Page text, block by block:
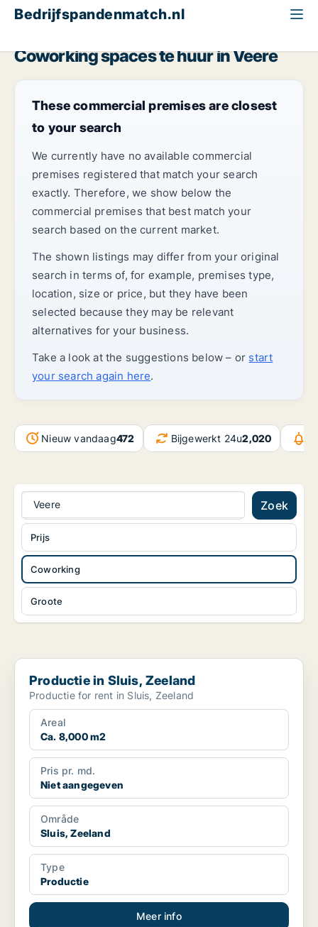
Bedrijfspandenmatch.nl
Coworking spaces te huur in Veere
These commercial premises are closest
to your search
We currently have no available commercial
premises registered that match your search
exactly. Therefore, we show below the
commercial premises that best match your
search based on the current market.
The shown listings may differ from your original
search in terms of, for example, premises type,
location, size or price, but they have been
selected because they may be relevant
alternatives for your business.
Take a look at the suggestions below – or start
your search again here.
Nieuw vandaag472 Bijgewerkt 24u2,020
Veere Zoek
Coworking
Groote
Prijs
Productie in Sluis, Zeeland
Productie in Sluis, Zeeland
Productie for rent in Sluis, Zeeland
Areal
Ca. 8,000 m2
Pris pr. md.
Niet aangegeven
Område
Sluis, Zeeland
Type
Productie
Meer info